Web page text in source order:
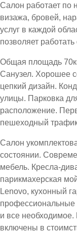
Салон работает по
визажа, бровей,
услуг в каждой
позволяет
Общая площадь
Санузел. Хорошее
цепкий дизайн.
улицы. Парковка
расположение.
пешеходный
Салон
состоянии.
мебель. Кресла-
парикмахерская
Lenovo, кухонный
профессиональные
и все необходимое.
включены в